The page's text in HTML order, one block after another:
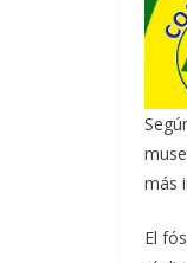
más
El